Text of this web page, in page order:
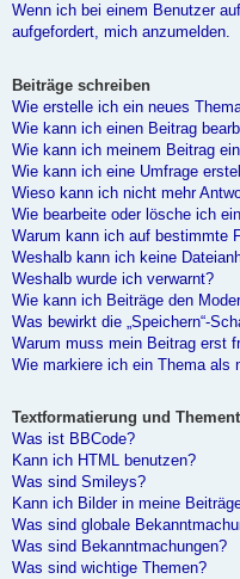
Wenn ich bei einem Benutzer
aufgefordert, mich anzumelden.
Beiträge schreiben
Wie erstelle ich ein neues
Wie kann ich einen Beitrag
Wie kann ich meinem Beitrag
Wie kann ich eine Umfrage
Wieso kann ich nicht mehr
Wie bearbeite oder lösche ich
Warum kann ich auf bestimmte
Weshalb kann ich keine
Weshalb wurde ich verwarnt?
Wie kann ich Beiträge den
Was bewirkt die „Speichern“-
Warum muss mein Beitrag erst
Wie markiere ich ein Thema als
Textformatierung und
Was ist BBCode?
Kann ich HTML benutzen?
Was sind Smileys?
Kann ich Bilder in meine
Was sind globale
Was sind Bekanntmachungen?
Was sind wichtige Themen?